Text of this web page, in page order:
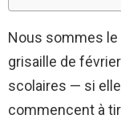
Nous sommes le
grisaille de
scolaires — si
commencent à